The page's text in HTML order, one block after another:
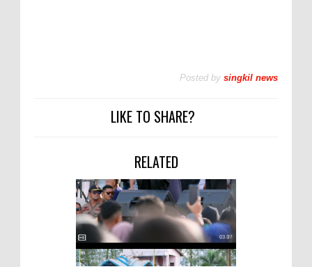
Posted by singkil news
LIKE TO SHARE?
RELATED